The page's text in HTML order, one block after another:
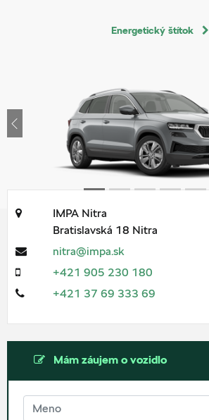
Energetický štítok
Previous
IMPA Nitra
Bratislavská 18 Nitra
nitra@impa.sk
+421 905 230 180
+421 37 69 333 69
Mám záujem o vozidlo